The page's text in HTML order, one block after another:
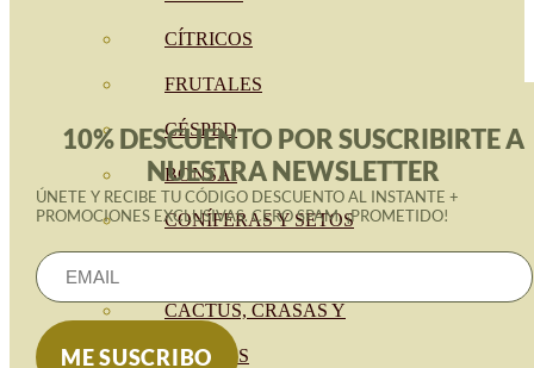
CÍTRICOS
FRUTALES
CÉSPED
BONSAI
CONÍFERAS Y SETOS
CACTUS, CRASAS Y
SUCULENTAS
10% DESCUENTO POR SUSCRIBIRTE A
NUESTRA NEWSLETTER
ÚNETE Y RECIBE TU CÓDIGO DESCUENTO AL INSTANTE +
PROMOCIONES EXCLUSIVAS. CERO SPAM, ¡PROMETIDO!